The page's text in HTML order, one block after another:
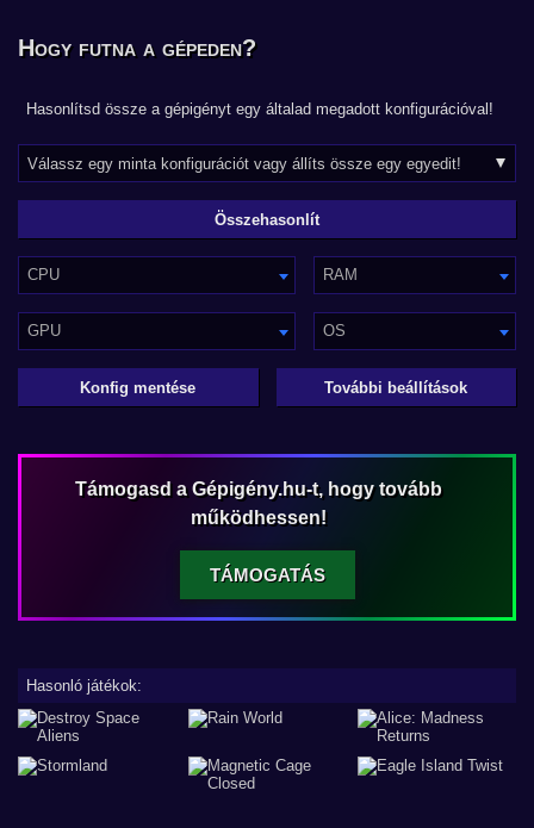
Hogy futna a gépeden?
Hasonlítsd össze a gépigényt egy általad megadott konfigurációval!
CPU RAM
GPU OS
Konfig mentése További beállítások
Támogasd a Gépigény.hu-t, hogy tovább
működhessen!
TÁMOGATÁS
Hasonló játékok: